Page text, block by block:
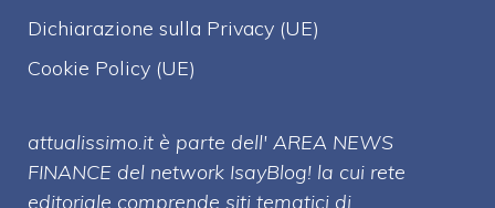
Dichiarazione sulla Privacy (UE)
Cookie Policy (UE)
attualissimo.it è parte dell' AREA NEWS
FINANCE del network IsayBlog! la cui rete
editoriale comprende siti tematici di